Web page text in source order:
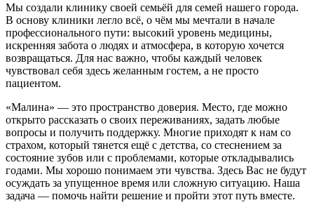
Мы создали клинику своей семьёй для семей нашего города.
В основу клиники легло всё, о чём мы мечтали в начале
профессионального пути: высокий уровень медицины,
искренняя забота о людях и атмосфера, в которую хочется
возвращаться. Для нас важно, чтобы каждый человек
чувствовал себя здесь желанным гостем, а не просто
пациентом.
«Малина» — это пространство доверия. Место, где можно
открыто рассказать о своих переживаниях, задать любые
вопросы и получить поддержку. Многие приходят к нам со
страхом, который тянется ещё с детства, со стеснением за
состояние зубов или с проблемами, которые откладывались
годами. Мы хорошо понимаем эти чувства. Здесь Вас не будут
осуждать за упущенное время или сложную ситуацию. Наша
задача — помочь найти решение и пройти этот путь вместе.